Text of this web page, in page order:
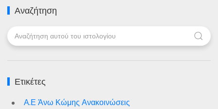
Αναζήτηση
Ετικέτες
Α.Ε Άνω Κώμης Ανακοινώσεις